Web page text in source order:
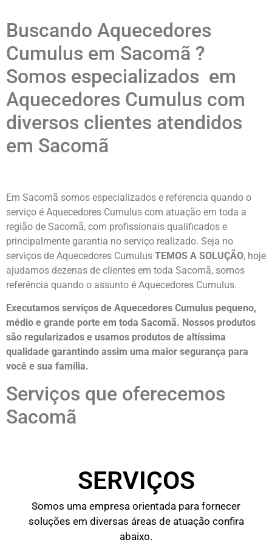
Buscando Aquecedores
Cumulus em Sacomã ?
Somos especializados em
Aquecedores Cumulus com
diversos clientes atendidos
em Sacomã
Em Sacomã somos especializados e referencia quando o
serviço é Aquecedores Cumulus com atuação em toda a
região de Sacomã, com profissionais qualificados e
principalmente garantia no serviço realizado. Seja no
serviços de Aquecedores Cumulus TEMOS A SOLUÇÃO, hoje
ajudamos dezenas de clientes em toda Sacomã, somos
referência quando o assunto é Aquecedores Cumulus.
Executamos serviços de Aquecedores Cumulus pequeno,
médio e grande porte em toda Sacomã. Nossos produtos
são regularizados e usamos produtos de altíssima
qualidade garantindo assim uma maior segurança para
você e sua família.
Serviços que oferecemos
Sacomã
SERVIÇOS
Somos uma empresa orientada para fornecer
soluções em diversas áreas de atuação confira
abaixo.